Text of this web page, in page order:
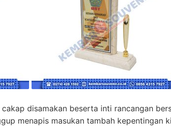
disamakan beserta inti rancangan
menapis masukan tambah kepentingan